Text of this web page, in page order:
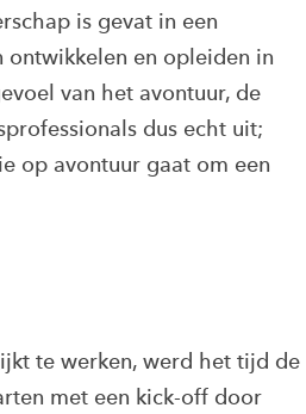
is gevat in een
ontwikkelen en opleiden in
van het avontuur, de
dus echt uit;
op avontuur gaat om een
te werken, werd het tijd de
met een kick-off door